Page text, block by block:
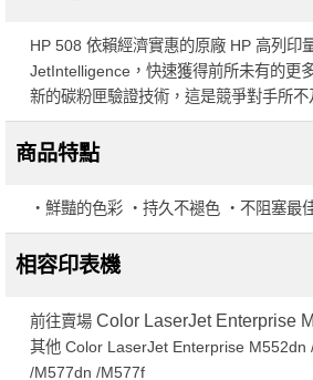
HP 508 依賴經濟實惠的原廠 HP 高列印
JetIntelligence，快速獲得前所未有的更
新的碳粉匣驗證技術，這是競爭對手所不
商品特點
・鮮豔的色彩 ・持久不褪色 ・不阻塞最
相容印表機
前往賣場 Color LaserJet Enterprise
其他 Color LaserJet Enterprise M552dn
/M577dn /M577f